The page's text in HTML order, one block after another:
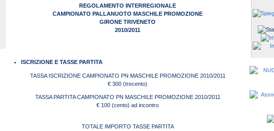
REGOLAMENTO INTERREGIONALE
CAMPIONATO PALLANUOTO MASCHILE PROMOZIONE
GIRONE TRIVENETO
2010/2011
ISCRIZIONE E TASSE PARTITA
TASSA ISCRIZIONE CAMPIONATO PN MASCHILE PROMOZIONE 2010/2011
€ 300 (trecento)
TASSA PARTITA CAMPIONATO PN MASCHILE PROMOZIONE 2010/2011
€ 100 (cento) ad incontro
TOTALE IMPORTO TASSE PARTITA